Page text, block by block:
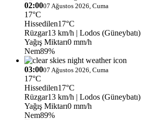
02:0007 Ağustos 2026, Cuma
17°C
Hissedilen17°C
Rüzgar13 km/h | Lodos (Güneybatı)
Yağış Miktarı0 mm/h
Nem89%
03:0007 Ağustos 2026, Cuma
17°C
Hissedilen17°C
Rüzgar13 km/h | Lodos (Güneybatı)
Yağış Miktarı0 mm/h
Nem89%